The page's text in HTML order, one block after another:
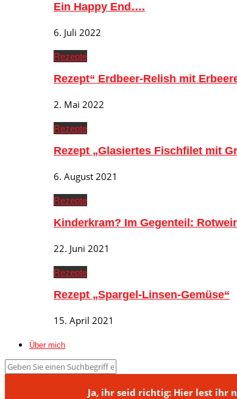
Ein Happy End….
6. Juli 2022
Rezepte
Rezept“ Erdbeer-Relish mit
2. Mai 2022
Rezepte
Rezept „Glasiertes Fischfilet mit
6. August 2021
Rezepte
Kinderkram? Im Gegenteil:
22. Juni 2021
Rezepte
Rezept „Spargel-Linsen-Gemüse“
15. April 2021
Über mich
Ja, ihr seid richtig: Hier lest ihr